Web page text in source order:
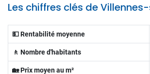
Les chiffres clés de
💵 Rentabilité moyenne
🚶 Nombre d'habitants
🏡 Prix moyen au m²